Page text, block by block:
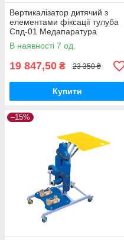
Вертикалізатор дитячий з
елементами фіксації тулуба
Спд-01 Медапаратура
В наявності 7 од.
19 847,50 ₴ 23 350 ₴
Купити
–15%